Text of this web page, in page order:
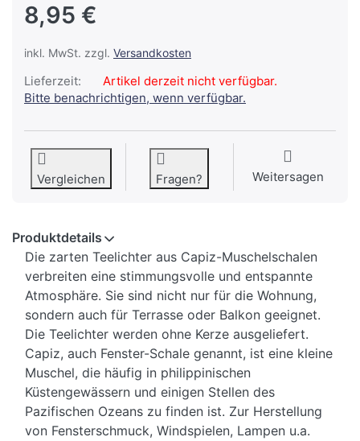
8,95 €
inkl. MwSt. zzgl. Versandkosten
Lieferzeit:
Artikel derzeit nicht verfügbar.
Bitte benachrichtigen, wenn verfügbar.
Vergleichen Fragen? Weitersagen
Produktdetails
Die zarten Teelichter aus Capiz-Muschelschalen
verbreiten eine stimmungsvolle und entspannte
Atmosphäre. Sie sind nicht nur für die Wohnung,
sondern auch für Terrasse oder Balkon geeignet.
Die Teelichter werden ohne Kerze ausgeliefert.
Capiz, auch Fenster-Schale genannt, ist eine kleine
Muschel, die häufig in philippinischen
Küstengewässern und einigen Stellen des
Pazifischen Ozeans zu finden ist. Zur Herstellung
von Fensterschmuck, Windspielen, Lampen u.a.